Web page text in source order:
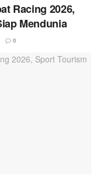
Racing 2026,
Mendunia
0